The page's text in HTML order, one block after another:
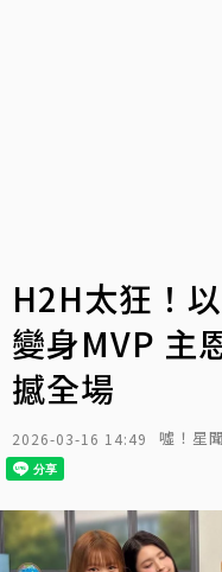
H2H太狂！
變身MVP 主
撼全場
2026-03-16 14:49 噓！星